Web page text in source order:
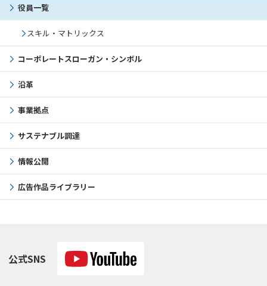
役員一覧
スキル・マトリックス
コーポレートスローガン・シンボル
沿革
事業拠点
サステナブル調達
情報公開
広告作品ライブラリー
公式SNS